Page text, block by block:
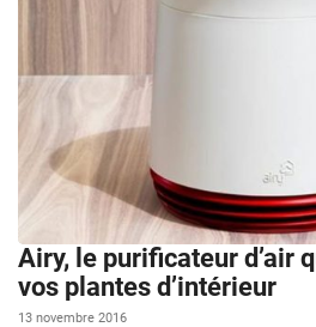
Airy, le purificateur d’air
vos plantes d’intérieur
13 novembre 2016